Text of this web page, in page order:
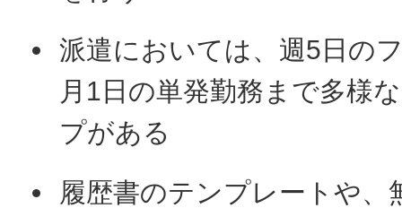
派遣においては、週5日の
月1日の単発勤務まで多様
プがある
履歴書のテンプレートや、